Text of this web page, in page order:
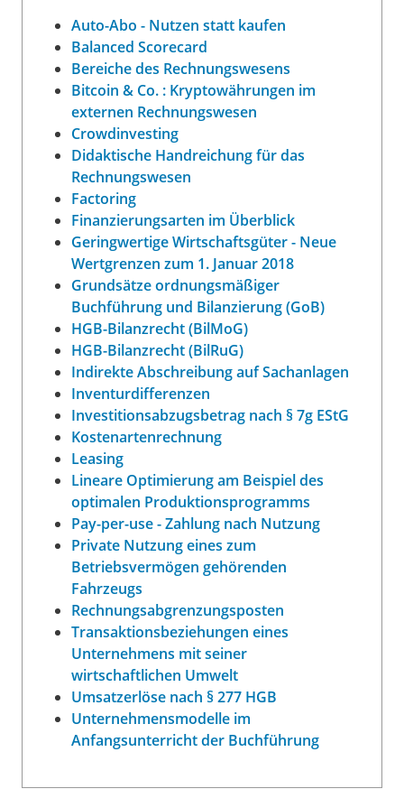
Auto-Abo - Nutzen statt kaufen
Balanced Scorecard
Bereiche des Rechnungswesens
Bitcoin & Co. : Kryptowährungen im
externen Rechnungswesen
Crowdinvesting
Didaktische Handreichung für das
Rechnungswesen
Factoring
Finanzierungsarten im Überblick
Geringwertige Wirtschaftsgüter - Neue
Wertgrenzen zum 1. Januar 2018
Grundsätze ordnungsmäßiger
Buchführung und Bilanzierung (GoB)
HGB-Bilanzrecht (BilMoG)
HGB-Bilanzrecht (BilRuG)
Indirekte Abschreibung auf Sachanlagen
Inventurdifferenzen
Investitionsabzugsbetrag nach § 7g EStG
Kostenartenrechnung
Leasing
Lineare Optimierung am Beispiel des
optimalen Produktionsprogramms
Pay-per-use - Zahlung nach Nutzung
Private Nutzung eines zum
Betriebsvermögen gehörenden
Fahrzeugs
Rechnungsabgrenzungsposten
Transaktionsbeziehungen eines
Unternehmens mit seiner
wirtschaftlichen Umwelt
Umsatzerlöse nach § 277 HGB
Unternehmensmodelle im
Anfangsunterricht der Buchführung